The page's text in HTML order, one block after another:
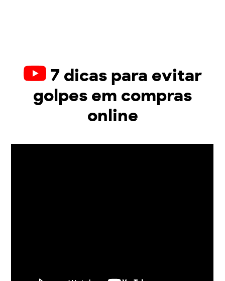
7 dicas para evitar
golpes em compras
online